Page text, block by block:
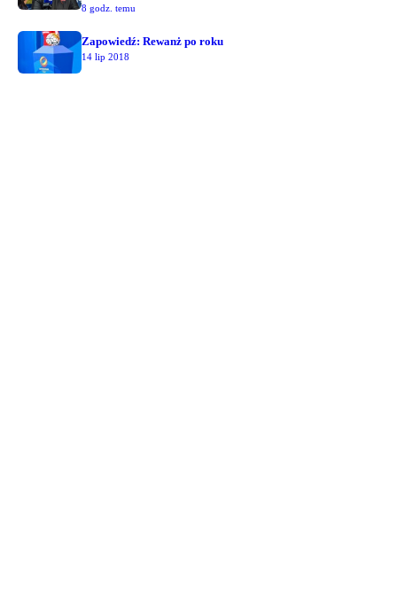
8 godz. temu
Zapowiedź: Rewanż po roku
14 lip 2018